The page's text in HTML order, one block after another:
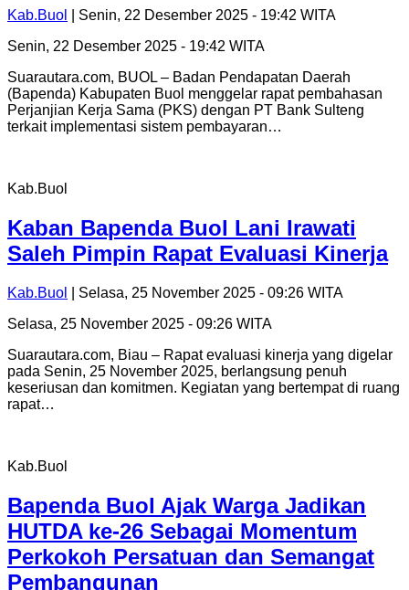
Kab.Buol
| Senin, 22 Desember 2025 - 19:42 WITA
Senin, 22 Desember 2025 - 19:42 WITA
Suarautara.com, BUOL – Badan Pendapatan Daerah
(Bapenda) Kabupaten Buol menggelar rapat pembahasan
Perjanjian Kerja Sama (PKS) dengan PT Bank Sulteng
terkait implementasi sistem pembayaran…
Kab.Buol
Kaban Bapenda Buol Lani Irawati
Saleh Pimpin Rapat Evaluasi Kinerja
Kab.Buol
| Selasa, 25 November 2025 - 09:26 WITA
Selasa, 25 November 2025 - 09:26 WITA
Suarautara.com, Biau – Rapat evaluasi kinerja yang digelar
pada Senin, 25 November 2025, berlangsung penuh
keseriusan dan komitmen. Kegiatan yang bertempat di ruang
rapat…
Kab.Buol
Bapenda Buol Ajak Warga Jadikan
HUTDA ke-26 Sebagai Momentum
Perkokoh Persatuan dan Semangat
Pembangunan